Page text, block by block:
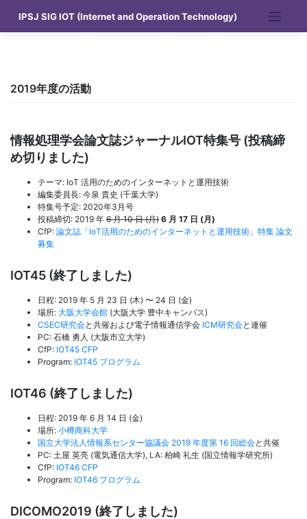
content
IPSJ SIG IOT (Internet and Operation Technology)
2019年度の活動
情報処理学会論文誌ジャーナルIOT特集号 (投稿締
め切りました)
テーマ: IoT 活用のためのインターネットと運用技術
編集委員長: 今泉 貴史 (千葉大学)
特集号予定: 2020年3月号
投稿締切: 2019 年 6 月 10 日 (月) 6 月 17 日 (月)
CfP: 論文誌「IoT活用のためのインターネットと運用技術」特集 論文
募集
IOT45 (終了しました)
日程: 2019 年 5 月 23 日 (木) 〜 24 日 (金)
場所: 大阪大学会館 (大阪大学 豊中キャンパス)
CSEC研究会と共催および電子情報通信学会 ICM研究会と連催
PC: 石橋 勇人 (大阪市立大学)
CfP: IOT45 CFP
Program: IOT45 プログラム
IOT46 (終了しました)
日程: 2019 年 6 月 14 日 (金)
場所: 小樽商科大学
国立大学法人情報系センター協議会 2019 年度第 16 回総会と共催
PC: 土屋 英亮 (電気通信大学), LA: 柏崎 礼生 (国立情報学研究所)
CfP: IOT46 CFP
Program: IOT46 プログラム
DICOMO2019 (終了しました)